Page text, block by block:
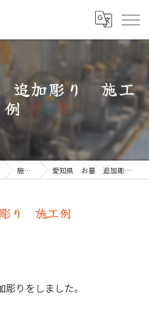
加彫り 施工
例
施工例 愛知県 お墓 追加彫り 施工例
り 施工例
りをしました。